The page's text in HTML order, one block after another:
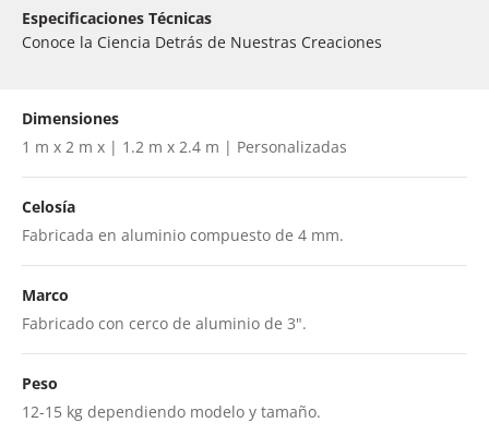
Especificaciones Técnicas
Conoce la Ciencia Detrás de Nuestras Creaciones
Dimensiones
1 m x 2 m x | 1.2 m x 2.4 m | Personalizadas
Celosía
Fabricada en aluminio compuesto de 4 mm.
Marco
Fabricado con cerco de aluminio de 3".
Peso
12-15 kg dependiendo modelo y tamaño.